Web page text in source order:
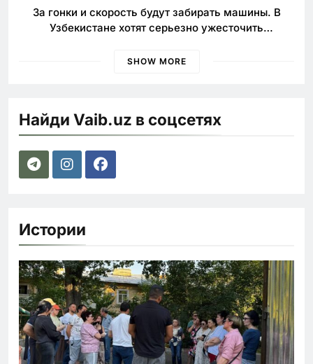
За гонки и скорость будут забирать машины. В
Узбекистане хотят серьезно ужесточить
SHOW MORE
Найди Vaib.uz в соцсетях
Истории